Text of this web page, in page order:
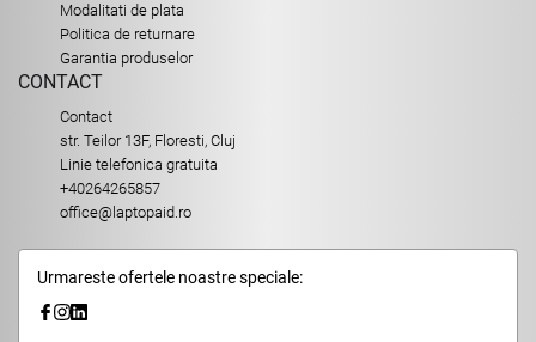
Modalitati de plata
Politica de returnare
Garantia produselor
CONTACT
Contact
str. Teilor 13F, Floresti, Cluj
Linie telefonica gratuita
+40264265857
office@laptopaid.ro
Urmareste ofertele noastre speciale: